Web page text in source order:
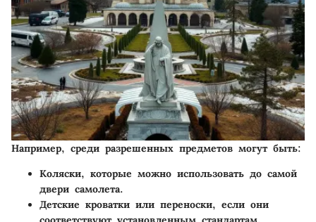
Например, среди разрешенных предметов могут быть:
Коляски, которые можно использовать до самой
двери самолета.
Детские кроватки или переноски, если они